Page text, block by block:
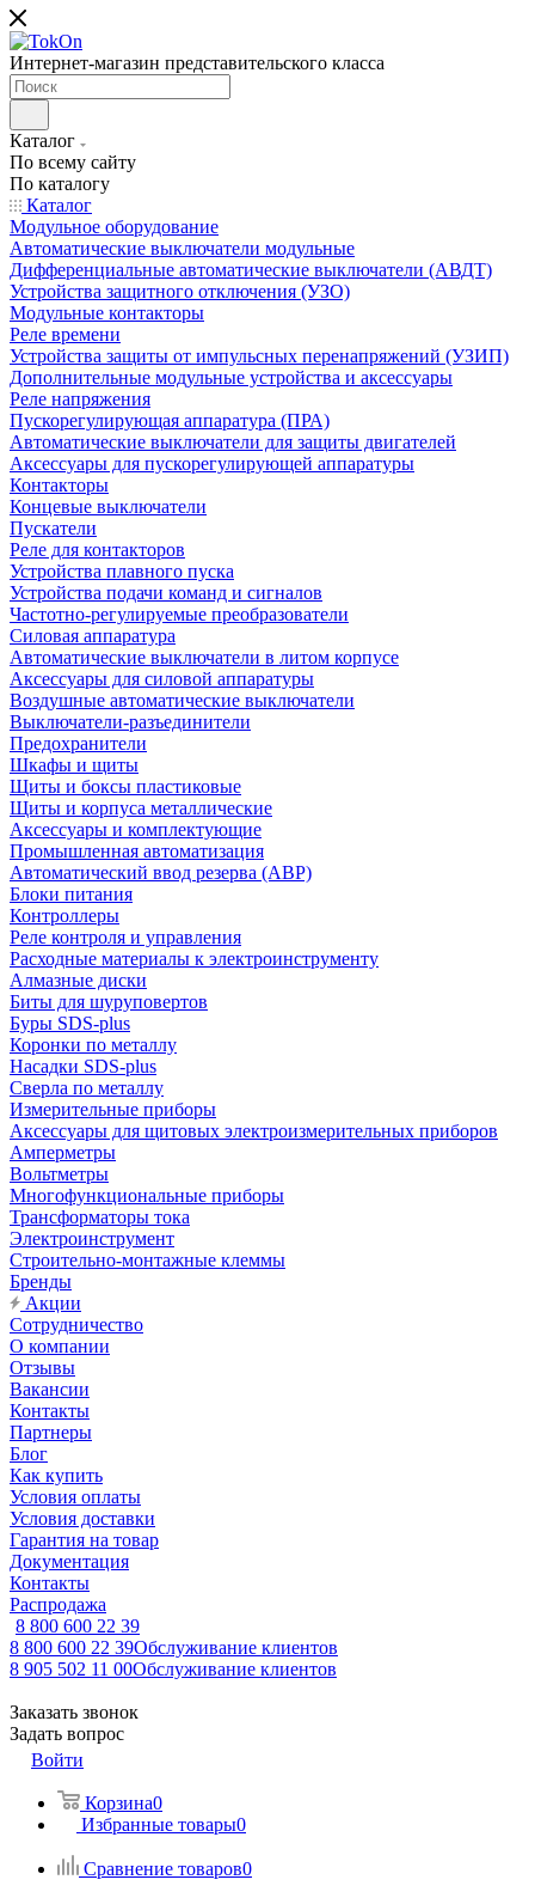
Интернет-магазин представительского класса
Каталог
По всему сайту
По каталогу
Каталог
Модульное оборудование
Автоматические выключатели модульные
Дифференциальные автоматические выключатели (АВДТ)
Устройства защитного отключения (УЗО)
Модульные контакторы
Реле времени
Устройства защиты от импульсных перенапряжений (УЗИП)
Дополнительные модульные устройства и аксессуары
Реле напряжения
Пускорегулирующая аппаратура (ПРА)
Автоматические выключатели для защиты двигателей
Аксессуары для пускорегулирующей аппаратуры
Контакторы
Концевые выключатели
Пускатели
Реле для контакторов
Устройства плавного пуска
Устройства подачи команд и сигналов
Частотно-регулируемые преобразователи
Силовая аппаратура
Автоматические выключатели в литом корпусе
Аксессуары для силовой аппаратуры
Воздушные автоматические выключатели
Выключатели-разъединители
Предохранители
Шкафы и щиты
Щиты и боксы пластиковые
Щиты и корпуса металлические
Аксессуары и комплектующие
Промышленная автоматизация
Автоматический ввод резерва (АВР)
Блоки питания
Контроллеры
Реле контроля и управления
Расходные материалы к электроинструменту
Алмазные диски
Биты для шуруповертов
Буры SDS-plus
Коронки по металлу
Насадки SDS-plus
Сверла по металлу
Измерительные приборы
Аксессуары для щитовых электроизмерительных приборов
Амперметры
Вольтметры
Многофункциональные приборы
Трансформаторы тока
Электроинструмент
Строительно-монтажные клеммы
Бренды
Акции
Сотрудничество
О компании
Отзывы
Вакансии
Контакты
Партнеры
Блог
Как купить
Условия оплаты
Условия доставки
Гарантия на товар
Документация
Контакты
Распродажа
8 800 600 22 39
8 800 600 22 39Обслуживание клиентов
8 905 502 11 00Обслуживание клиентов
Заказать звонок
Задать вопрос
Войти
Корзина0
Избранные товары0
Сравнение товаров0